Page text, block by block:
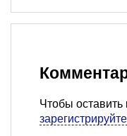
Чтобы